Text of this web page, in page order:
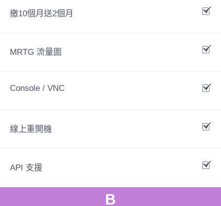
繳10個月送2個月
MRTG 流量圖
Console / VNC
線上重開機
API 支援
B